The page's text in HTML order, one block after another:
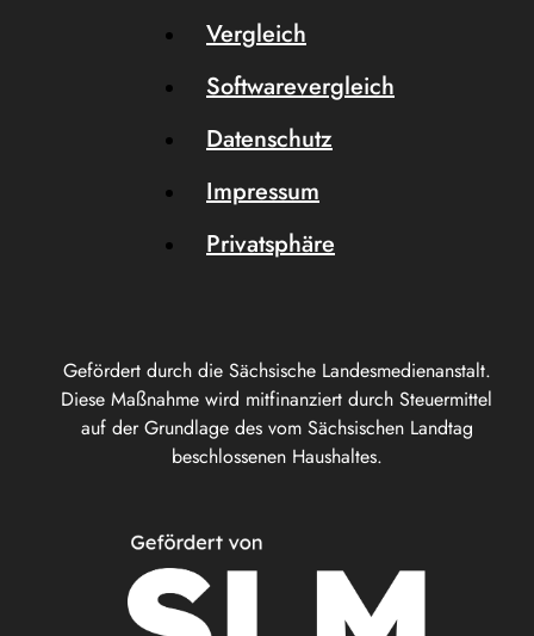
Gefördert durch die Sächsische Landesmedienanstalt.
Diese Maßnahme wird mitfinanziert durch Steuermittel
auf der Grundlage des vom Sächsischen Landtag
beschlossenen Haushaltes.
Vergleich
Softwarevergleich
Datenschutz
Impressum
Privatsphäre